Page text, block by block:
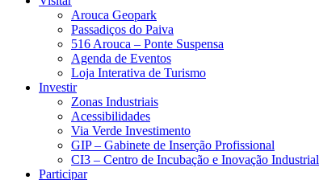
Arouca Geopark
Passadiços do Paiva
516 Arouca – Ponte Suspensa
Agenda de Eventos
Loja Interativa de Turismo
Investir
Zonas Industriais
Acessibilidades
Via Verde Investimento
GIP – Gabinete de Inserção Profissional
CI3 – Centro de Incubação e Inovação Industrial
Participar